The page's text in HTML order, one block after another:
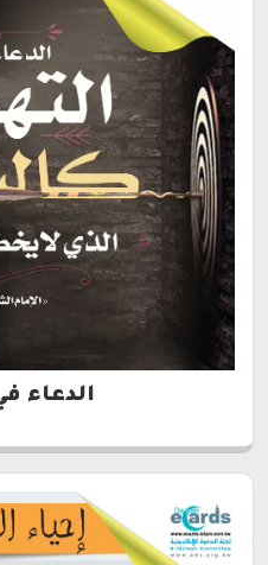
الدعاء